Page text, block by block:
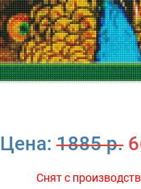
Цена: 1885 р.
Снят с